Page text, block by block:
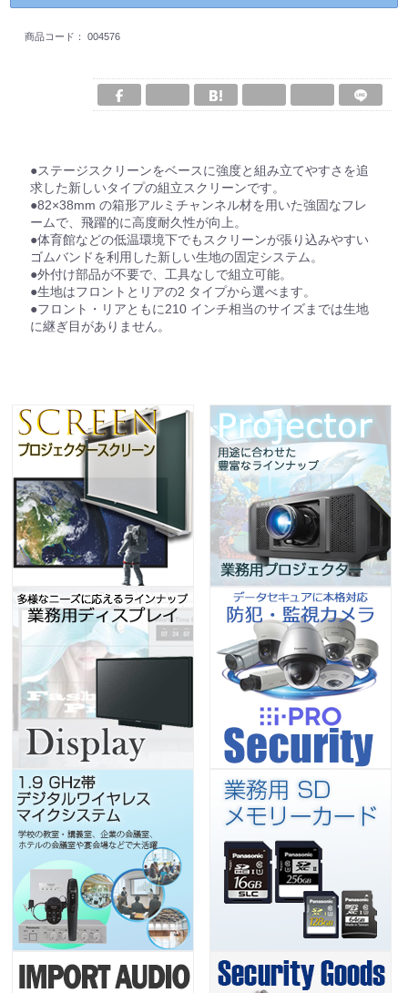
商品コード： 004576
●ステージスクリーンをベースに強度と組み立てやすさを追
求した新しいタイプの組立スクリーンです。
●82×38mm の箱形アルミチャンネル材を用いた強固なフレ
ームで、飛躍的に高度耐久性が向上。
●体育館などの低温環境下でもスクリーンが張り込みやすい
ゴムバンドを利用した新しい生地の固定システム。
●外付け部品が不要で、工具なしで組立可能。
●生地はフロントとリアの2 タイプから選べます。
●フロント・リアともに210 インチ相当のサイズまでは生地
に継ぎ目がありません。